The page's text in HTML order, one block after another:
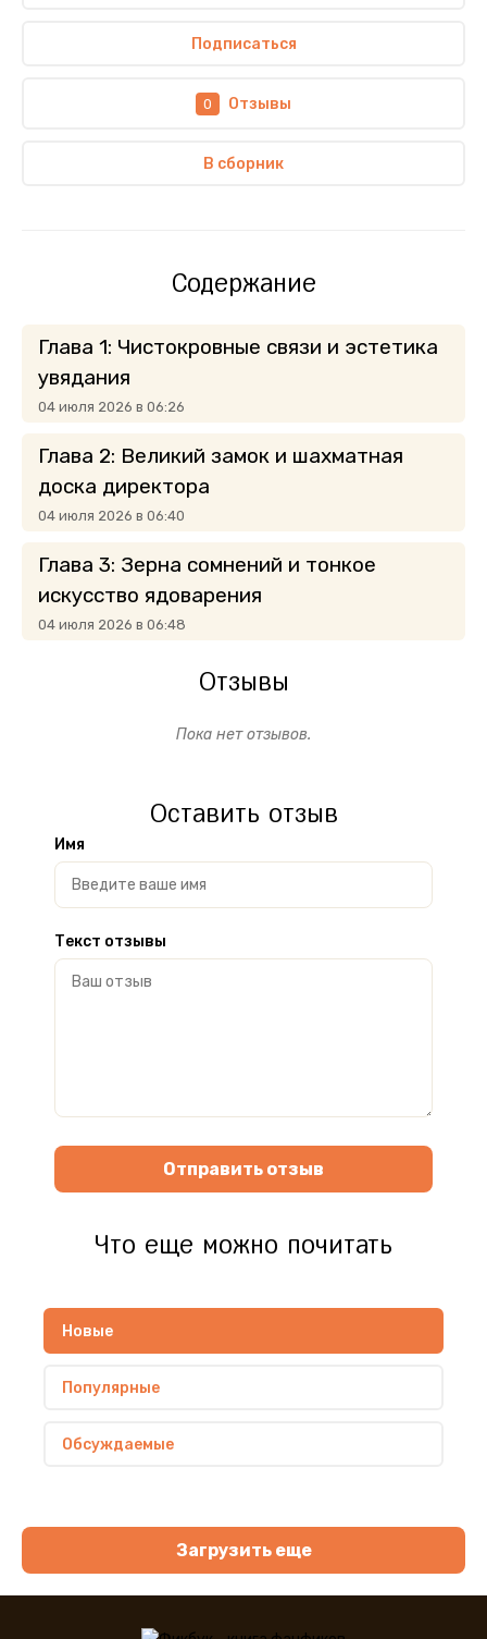
Подписаться
0 Отзывы
В сборник
Содержание
Глава 1: Чистокровные связи и эстетика
увядания
04 июля 2026 в 06:26
Глава 2: Великий замок и шахматная
доска директора
04 июля 2026 в 06:40
Глава 3: Зерна сомнений и тонкое
искусство ядоварения
04 июля 2026 в 06:48
Отзывы
Пока нет отзывов.
Оставить отзыв
Имя
Текст отзывы
Отправить отзыв
Что еще можно почитать
Новые
Популярные
Обсуждаемые
Загрузить еще